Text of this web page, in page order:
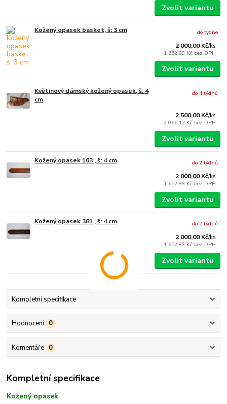
Zvolit variantu
Kožený opasek basket, š: 3 cm
2 000,00 Kč/ks
1 652,89 Kč bez DPH
do týdne
Zvolit variantu
Květinový dámský kožený opasek, š: 4
cm
2 500,00 Kč/ks
2 066,12 Kč bez DPH
do 4 týdnů
Zvolit variantu
Kožený opasek 163 , š: 4 cm
2 000,00 Kč/ks
1 652,89 Kč bez DPH
do 2 týdnů
Zvolit variantu
Kožený opasek 381 , š: 4 cm
2 000,00 Kč/ks
1 652,89 Kč bez DPH
do 2 týdnů
Zvolit variantu
Kompletní specifikace
Hodnocení 0
Komentáře 0
Kompletní specifikace
Kožený opasek